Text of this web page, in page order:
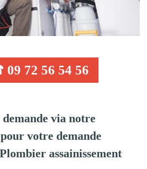
72 56 54 56
via notre
votre demande
assainissement